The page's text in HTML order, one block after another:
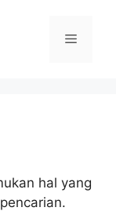
Menu
hal yang